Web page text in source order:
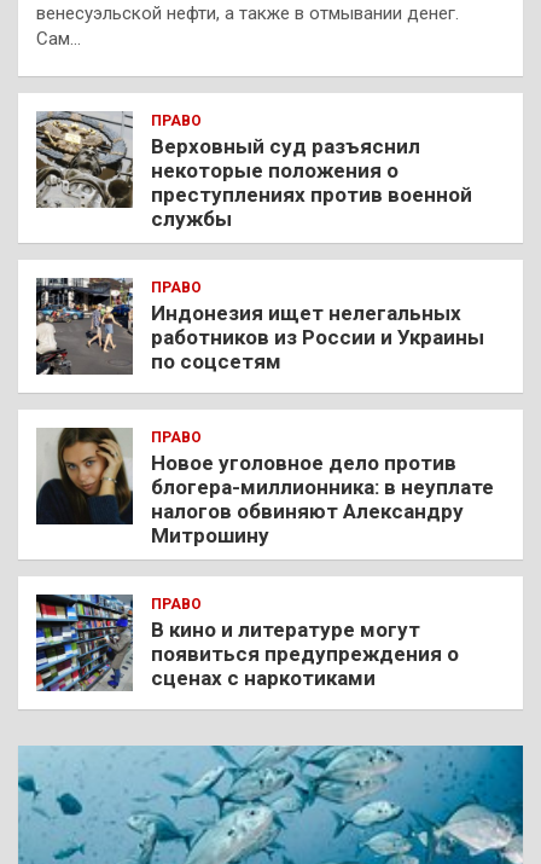
венесуэльской нефти, а также в отмывании денег.
Сам…
ПРАВО
Верховный суд разъяснил
некоторые положения о
преступлениях против военной
службы
ПРАВО
Индонезия ищет нелегальных
работников из России и Украины
по соцсетям
ПРАВО
Новое уголовное дело против
блогера-миллионника: в неуплате
налогов обвиняют Александру
Митрошину
ПРАВО
В кино и литературе могут
появиться предупреждения о
сценах с наркотиками